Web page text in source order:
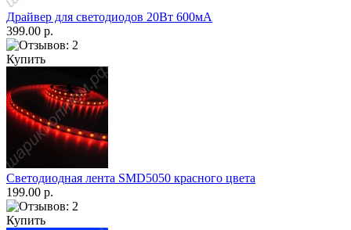
Драйвер для светодиодов 20Вт 600мА
399.00 р.
Купить
Светодиодная лента SMD5050 красного цвета
199.00 р.
Купить